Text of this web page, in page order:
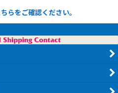
らをご確認ください。